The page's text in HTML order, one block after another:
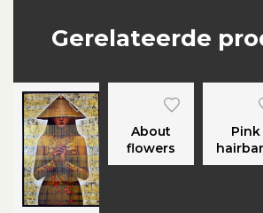
Gerelateerde
About
flowers
Pink